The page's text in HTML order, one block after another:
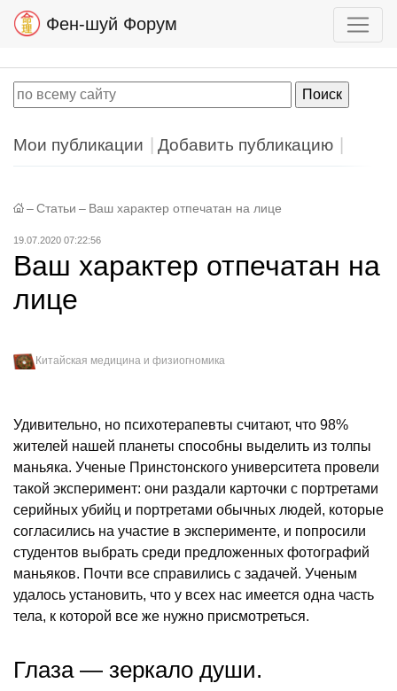
Фен-шуй Форум
Мои публикации Добавить публикацию
– Статьи – Ваш характер отпечатан на лице
19.07.2020 07:22:56
Ваш характер отпечатан на
лице
Китайская медицина и физиогномика
Удивительно, но психотерапевты считают, что 98%
жителей нашей планеты способны выделить из толпы
маньяка. Ученые Принстонского университета провели
такой эксперимент: они раздали карточки с портретами
серийных убийц и портретами обычных людей, которые
согласились на участие в эксперименте, и попросили
студентов выбрать среди предложенных фотографий
маньяков. Почти все справились с задачей. Ученым
удалось установить, что у всех нас имеется одна часть
тела, к которой все же нужно присмотреться.
Глаза — зеркало души.